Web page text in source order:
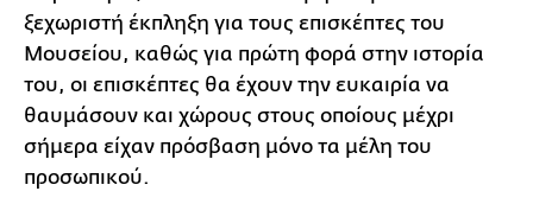
ξεχωριστή έκπληξη για τους επισκέπτες του
Μουσείου, καθώς για πρώτη φορά στην ιστορία
του, οι επισκέπτες θα έχουν την ευκαιρία να
θαυμάσουν και χώρους στους οποίους μέχρι
σήμερα είχαν πρόσβαση μόνο τα μέλη του
προσωπικού.